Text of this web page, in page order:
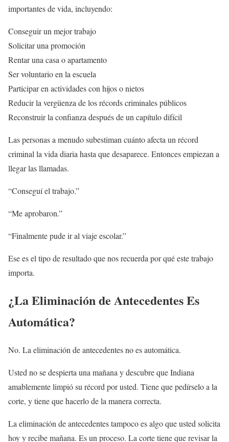
importantes de vida, incluyendo:
Conseguir un mejor trabajo
Solicitar una promoción
Rentar una casa o apartamento
Ser voluntario en la escuela
Participar en actividades con hijos o nietos
Reducir la vergüenza de los récords criminales públicos
Reconstruir la confianza después de un capítulo difícil
Las personas a menudo subestiman cuánto afecta un récord
criminal la vida diaria hasta que desaparece. Entonces empiezan a
llegar las llamadas.
“Conseguí el trabajo.”
“Me aprobaron.”
“Finalmente pude ir al viaje escolar.”
Ese es el tipo de resultado que nos recuerda por qué este trabajo
importa.
¿La Eliminación de Antecedentes Es
Automática?
No. La eliminación de antecedentes no es automática.
Usted no se despierta una mañana y descubre que Indiana
amablemente limpió su récord por usted. Tiene que pedírselo a la
corte, y tiene que hacerlo de la manera correcta.
La eliminación de antecedentes tampoco es algo que usted solicita
hoy y recibe mañana. Es un proceso. La corte tiene que revisar la